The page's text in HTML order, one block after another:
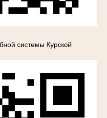
системы Курской